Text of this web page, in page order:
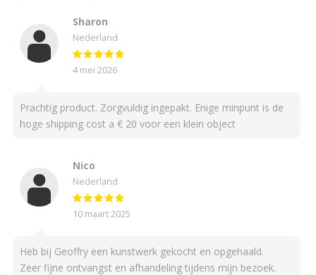
Sharon
Nederland
4 mei 2026
Prachtig product. Zorgvuldig ingepakt. Enige minpunt is de
hoge shipping cost a € 20 voor een klein object
Nico
Nederland
10 maart 2025
Heb bij Geoffry een kunstwerk gekocht en opgehaald.
Zeer fijne ontvangst en afhandeling tijdens mijn bezoek.